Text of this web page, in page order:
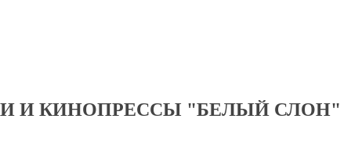
И КИНОПРЕССЫ "БЕЛЫЙ СЛОН"